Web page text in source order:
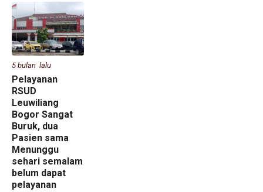
5 bulan lalu
Pelayanan
RSUD
Leuwiliang
Bogor Sangat
Buruk, dua
Pasien sama
Menunggu
sehari semalam
belum dapat
pelayanan